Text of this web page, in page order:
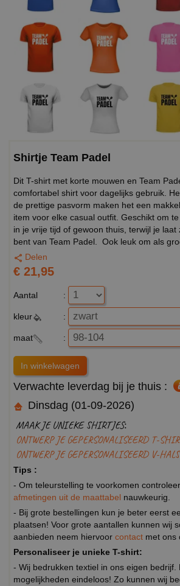
Shirtje Team Padel
Dit T-shirt met korte mouwen en Team
comfortabel shirt voor dagelijks gebruik.
de prettige pasvorm maken het een
item voor elke casual outfit. Geschikt om
in je vrije tijd of gewoon thuis, terwijl je laat
bent van Team Padel. Ook leuk om als
Delen
€ 21,95
Aantal :
kleur :
maat :
Verwachte leverdag bij je thuis :
Dinsdag (01-09-2026)
MAAK JE UNIEKE SHIRTJES:
ONTWERP JE GEPERSONALISEERD T-
ONTWERP JE GEPERSONALISEERD V-
Tips :
- Om teleurstelling te voorkomen
afmetingen uit de maattabel nauwkeurig.
- Bij grote bestellingen kun je beter eerst
plaatsen! Voor grote aantallen kunnen wij
aanbieden neem hiervoor contact met ons
Personaliseer je unieke T-shirt:
- Wij bedrukken textiel in ons eigen bedrijf.
mogelijkheden eindeloos! Zo kunnen wij